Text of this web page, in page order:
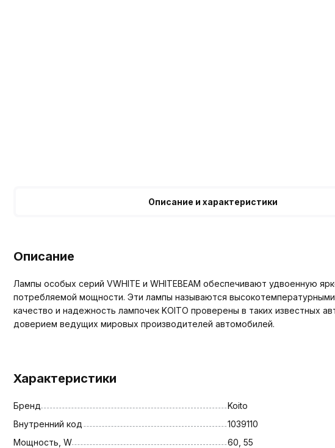
Описание и характеристики
Описание
Лампы особых серий VWHITE и WHITEBEAM обеспечивают удвоенную
потребляемой мощности. Эти лампы называются
качество и надежность лампочек KOITO проверены в таких известных
доверием ведущих мировых производителей автомобилей.
Характеристики
Бренд
Koito
Внутренний код
1039110
Мощность, W
60, 55